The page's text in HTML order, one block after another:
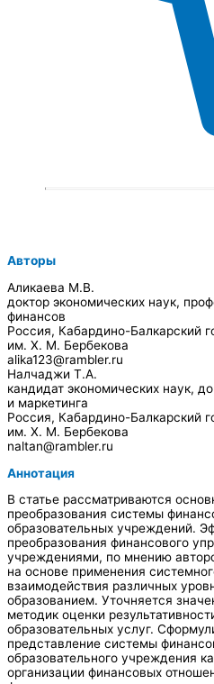
Авторы
Аликаева М.В.
доктор экономических наук,
финансов
Россия, Кабардино-Балкарский
им. Х. М. Бербекова
alika123@rambler.ru
Налчаджи Т.А.
кандидат экономических наук,
и маркетинга
Россия, Кабардино-Балкарский
им. Х. М. Бербекова
naltan@rambler.ru
Аннотация
В статье рассматриваются
преобразования системы
образовательных учреждений.
преобразования финансового
учреждениями, по мнению
на основе применения
взаимодействия различных
образованием. Уточняется
методик оценки
образовательных услуг.
представление системы
образовательного учреждения
организации финансовых